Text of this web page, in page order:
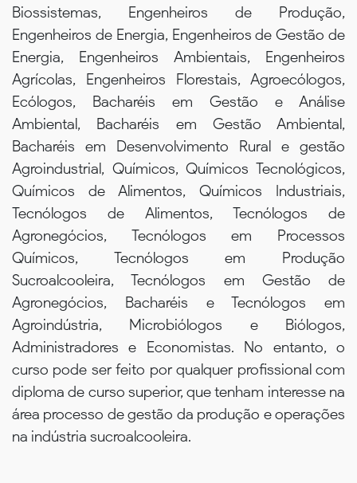
Biossistemas, Engenheiros de Produção,
Engenheiros de Energia, Engenheiros de Gestão de
Energia, Engenheiros Ambientais, Engenheiros
Agrícolas, Engenheiros Florestais, Agroecólogos,
Ecólogos, Bacharéis em Gestão e Análise
Ambiental, Bacharéis em Gestão Ambiental,
Bacharéis em Desenvolvimento Rural e gestão
Agroindustrial, Químicos, Químicos Tecnológicos,
Químicos de Alimentos, Químicos Industriais,
Tecnólogos de Alimentos, Tecnólogos de
Agronegócios, Tecnólogos em Processos
Químicos, Tecnólogos em Produção
Sucroalcooleira, Tecnólogos em Gestão de
Agronegócios, Bacharéis e Tecnólogos em
Agroindústria, Microbiólogos e Biólogos,
Administradores e Economistas. No entanto, o
curso pode ser feito por qualquer profissional com
diploma de curso superior, que tenham interesse na
área processo de gestão da produção e operações
na indústria sucroalcooleira.